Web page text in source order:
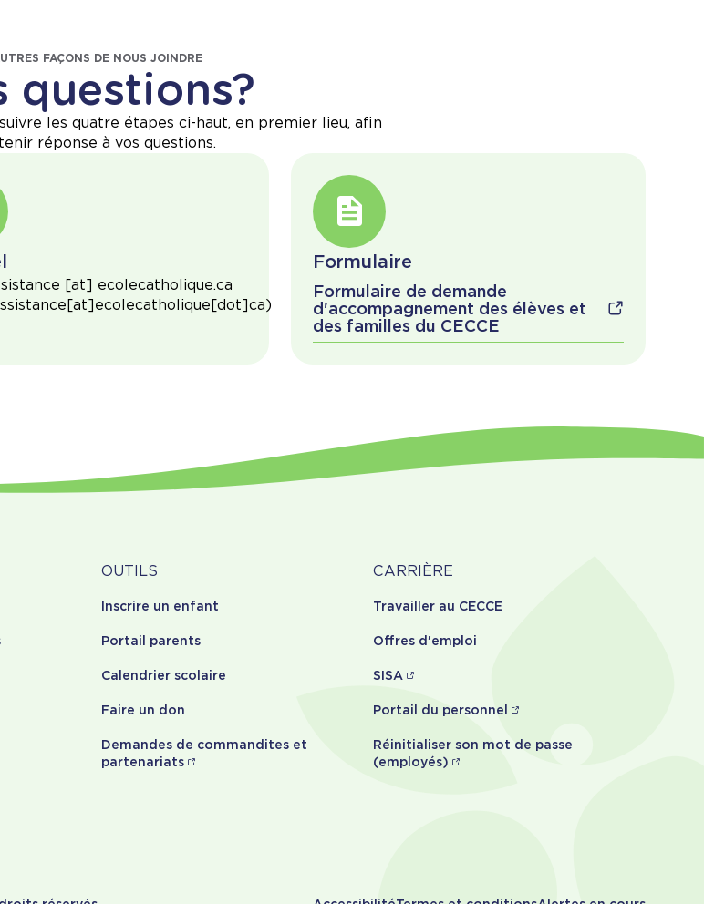
FAÇONS DE NOUS JOINDRE
questions?
les quatre étapes ci-haut, en premier lieu, afin
réponse à vos questions.
[at] ecolecatholique.ca
)
Formulaire
Formulaire de demande
d'accompagnement des élèves et
des familles du CECCE
Outils
OUTILS
Inscrire un enfant
Portail parents
Calendrier scolaire
Faire un don
Demandes de commandites et
partenariats
Carrière
CARRIÈRE
Travailler au CECCE
Offres d'emploi
SISA
Portail du personnel
Réinitialiser son mot de passe
(employés)